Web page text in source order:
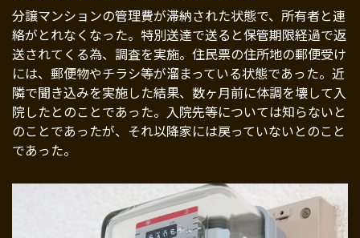
分譲マンションの管理費が滞納された状態で、所有者と連
絡がとれなくなった。特別送達で送ると保管期限経過で返
送されてくる為、調査を実施。住民票の住所地の郵便受け
には、郵便物やチラシ等が溜まっている状態であった。近
隣で聞き込みを実施した結果、数ヶ月前に体調を壊して入
院したとのことであった。入院先等については知らないと
のことであったが、それ以降家には戻っていないとのこと
であった。